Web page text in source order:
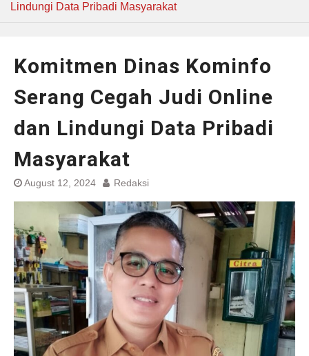
Lindungi Data Pribadi Masyarakat
Komitmen Dinas Kominfo
Serang Cegah Judi Online
dan Lindungi Data Pribadi
Masyarakat
August 12, 2024 Redaksi